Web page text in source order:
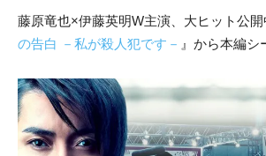
藤原竜也×伊藤英明W主演、大ヒット公
の告白 －私が殺人犯です－ 』から本編シ